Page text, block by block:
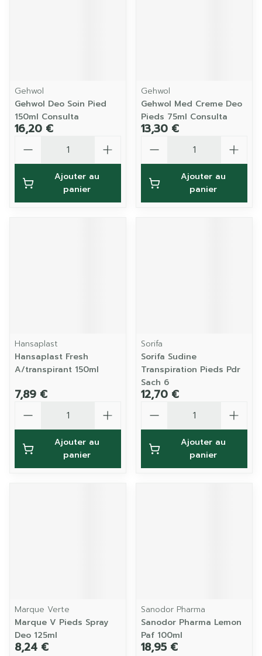
Gehwol
Gehwol Deo Soin Pied
150ml Consulta
16,20 €
Ajouter au
panier
Gehwol
Gehwol Med Creme Deo
Pieds 75ml Consulta
13,30 €
Ajouter au
panier
Hansaplast
Hansaplast Fresh
A/transpirant 150ml
7,89 €
Ajouter au
panier
Sorifa
Sorifa Sudine
Transpiration Pieds Pdr
Sach 6
12,70 €
Ajouter au
panier
Marque Verte
Marque V Pieds Spray
Deo 125ml
8,24 €
Sanodor Pharma
Sanodor Pharma Lemon
Paf 100ml
18,95 €